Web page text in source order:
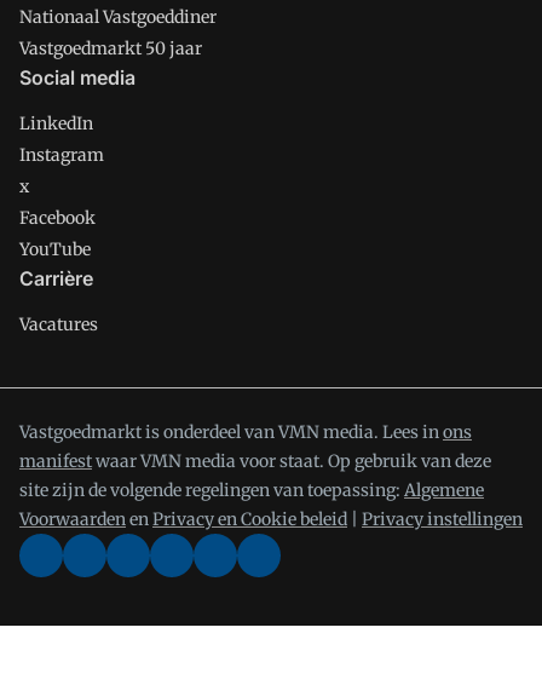
Nationaal Vastgoeddiner
Vastgoedmarkt 50 jaar
Social media
LinkedIn
Instagram
x
Facebook
YouTube
Carrière
Vacatures
Vastgoedmarkt is onderdeel van VMN media. Lees inons
manifestwaar VMN media voor staat. Op gebruik van deze
site zijn de volgende regelingen van toepassing: Algemene
VoorwaardenenPrivacy en Cookie beleid Privacy instellingen